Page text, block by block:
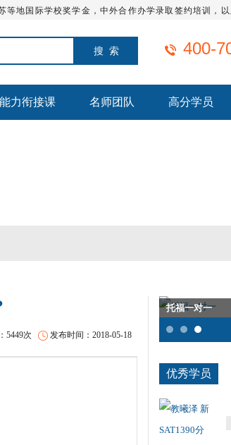
地国际学校奖学金，中外合作办学录取签约培训，以
400-
能力衔接课 名师团队 高分学员
发布时间：2018-05-18
5449次
班 托福一对一
优秀学员